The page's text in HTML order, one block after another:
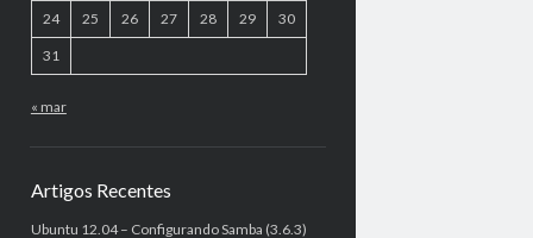
24 25 26 27 28 29 30
31
« mar
Artigos Recentes
Ubuntu 12.04 – Configurando Samba (3.6.3)